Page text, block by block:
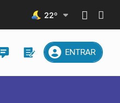
22º
ENTRAR